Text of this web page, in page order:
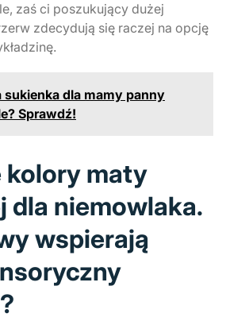
zaś ci poszukujący dużej
zdecydują się raczej na opcję
sukienka dla mamy panny
Sprawdź!
kolory maty
dla niemowlaka.
wspierają